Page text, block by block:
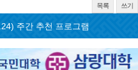
목록 쓰기
주간 추천 프로그램
주간 추천 프로그램
주간 추천 프로그램
주간 추천 프로그램
주간 추천 프로그램